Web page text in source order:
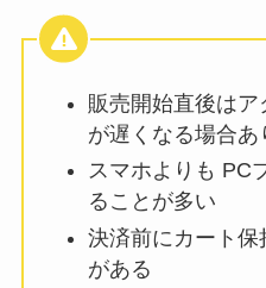
販売開始直後は
が遅くなる場合あ
スマホよりも PC
ることが多い
決済前にカート
がある